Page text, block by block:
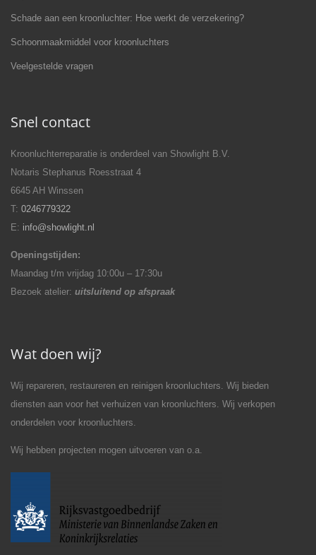
Schade aan een kroonluchter: Hoe werkt de verzekering?
Schoonmaakmiddel voor kroonluchters
Veelgestelde vragen
Snel contact
Kroonluchterreparatie is onderdeel van Showlight B.V.
Notaris Stephanus Roesstraat 4
6645 AH Winssen
T:0246779322
E: info@showlight.nl
Openingstijden:
Maandag t/m vrijdag 10:00u – 17:30u
Bezoek atelier:uitsluitend op afspraak
Wat doen wij?
Wij repareren, restaureren en reinigen kroonluchters. Wij bieden
diensten aan voor het verhuizen van kroonluchters. Wij verkopen
onderdelen voor kroonluchters.
Wij hebben projecten mogen uitvoeren van o.a.